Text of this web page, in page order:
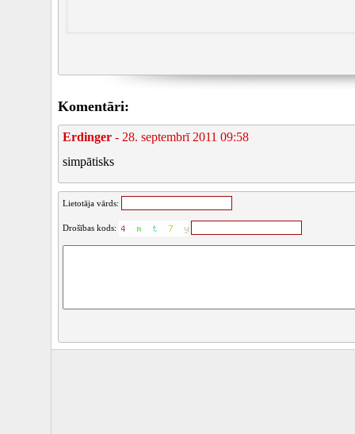
Komentāri:
Erdinger - 28. septembrī 2011 09:58
simpātisks
Lietotāja vārds:
Drošības kods: